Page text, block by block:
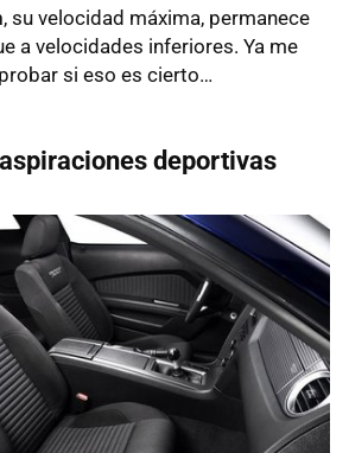
, su velocidad máxima, permanece
a velocidades inferiores. Ya me
si eso es cierto…
deportivas